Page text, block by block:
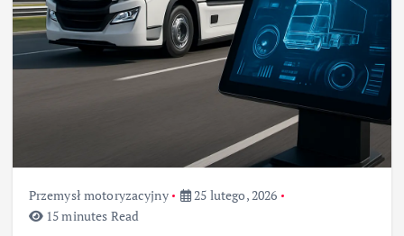
Przemysł motoryzacyjny
25 lutego, 2026
15 minutes Read